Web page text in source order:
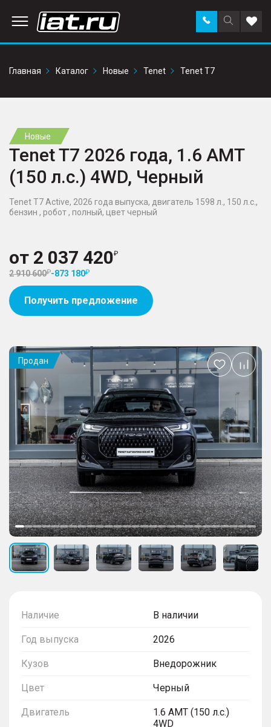
Поиск
по
Заказать
звонок в
Главная
Каталог Новые Tenet Tenet T7
Новые
Tenet T7 2026 года, 1.6 AMT
(150 л.с.) 4WD, Черный
Tenet T7 Active, 2026 года выпуска, двигатель 1598 л., 150 л.с.,
бензин , робот , полный, цвет черный
от 2 037 420
2 910 600 -873 180
Получить предложение
Наличие В наличии
Год выпуска 2026
Кузов Внедорожник
Цвет Черный
Двигатель
1.6 AMT (150 л.с.)
4WD
Продан
Добавить
в
избранное